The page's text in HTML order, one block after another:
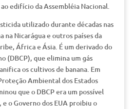
edifício da Assembléia Nacional.
utilizado durante décadas nas
na Nicarágua e outros países da
África e Ásia. É um derivado do
(DBCP), que elimina um gás
os cultivos de banana. Em
Ambiental dos Estados
que o DBCP era um possível
o Governo dos EUA proibiu o